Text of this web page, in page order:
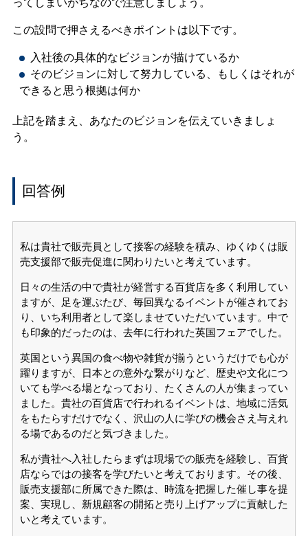
この設問で押さえるべきポイントは以下です。
入社後の具体的なビジョンが描けているか
そのビジョンに対して努力している、もしくはそれが
できると思う根拠は何か
上記を踏まえ、あなたのビジョンを伝えていきましょ
う。
回答例
私は貴社で販売員として接客の経験を積み、ゆくゆくは販
売支援部で販売促進に関わりたいと考えています。
日々の生活の中で貴社が経営する百貨店を多く利用してい
ますが、足を運ぶたび、毎回異なるイベントが催されてお
り、いち利用者として楽しませていただいています。中で
も印象的だったのは、去年に行われた英国フェアでした。
英国という異国の食べ物や雑貨が揃うというだけでも心が
躍りますが、日本との意外な繋がりなど、歴史や文化につ
いても学べる場となっており、たくさんの人が集まってい
ました。貴社の百貨店で行われるイベントは、地域に活気
をもたらすだけでなく、沢山の人に学びの機会さえ与えれ
る場であるのだと気づきました。
私が貴社へ入社したらまずは現場での販売を経験し、百貨
店ならではの接客を学びたいと考えております。その後、
販売支援部に所属できた際は、時流を把握した催し事を提
案、実現し、新規顧客の開拓と売り上げアップに貢献した
いと考えています。